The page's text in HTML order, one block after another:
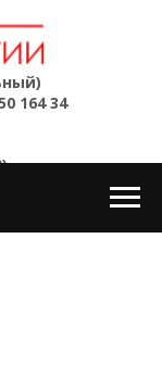
164 34